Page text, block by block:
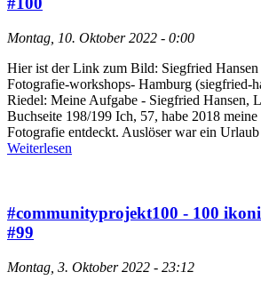
Montag, 10. Oktober 2022 - 0:00
Hier ist der Link zum Bild: Siegfried
Fotografie-workshops- Hamburg (siegfried-
Riedel: Meine Aufgabe - Siegfried Hansen,
Buchseite 198/199 Ich, 57, habe 2018
Fotografie entdeckt. Auslöser war ein
Weiterlesen
#communityprojekt100 - 100
#99
Montag, 3. Oktober 2022 - 23:12